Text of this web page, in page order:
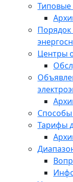
Порядок
Центры
Тарифы